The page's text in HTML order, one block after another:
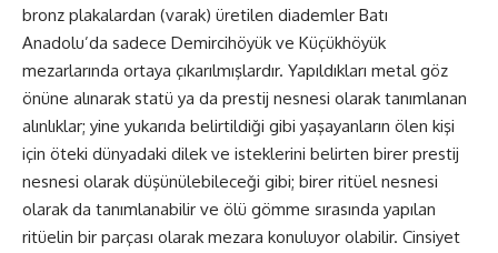
bronz plakalardan (varak) üretilen diademler Batı
Anadolu’da sadece Demircihöyük ve Küçükhöyük
mezarlarında ortaya çıkarılmışlardır. Yapıldıkları metal göz
önüne alınarak statü ya da prestij nesnesi olarak tanımlanan
alınlıklar; yine yukarıda belirtildiği gibi yaşayanların ölen kişi
için öteki dünyadaki dilek ve isteklerini belirten birer prestij
nesnesi olarak düşünülebileceği gibi; birer ritüel nesnesi
olarak da tanımlanabilir ve ölü gömme sırasında yapılan
ritüelin bir parçası olarak mezara konuluyor olabilir. Cinsiyet